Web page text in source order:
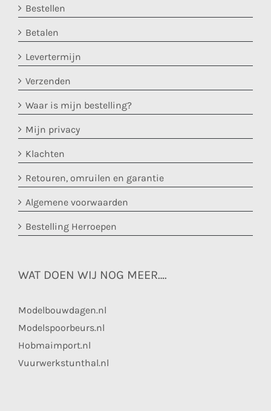
Bestellen
Betalen
Levertermijn
Verzenden
Waar is mijn bestelling?
Mijn privacy
Klachten
Retouren, omruilen en garantie
Algemene voorwaarden
Bestelling Herroepen
WAT DOEN WIJ NOG MEER….
Modelbouwdagen.nl
Modelspoorbeurs.nl
Hobmaimport.nl
Vuurwerkstunthal.nl